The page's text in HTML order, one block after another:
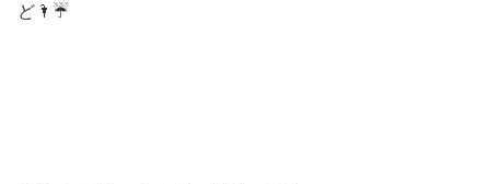
ど🌂☔